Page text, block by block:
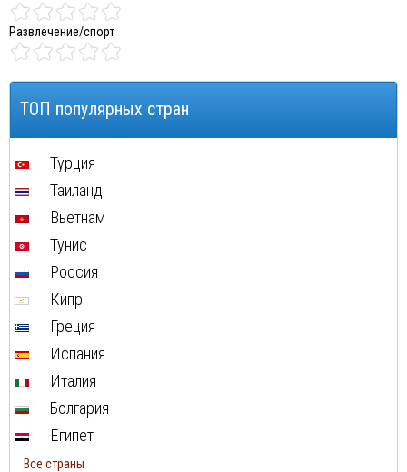
Развлечение/спорт
ТОП популярных стран
Турция
Таиланд
Вьетнам
Тунис
Россия
Кипр
Греция
Испания
Италия
Болгария
Египет
Все страны